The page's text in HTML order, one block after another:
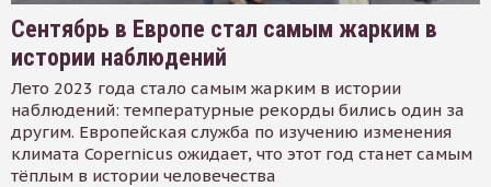
Сентябрь в Европе стал самым жарким в
истории наблюдений
Лето 2023 года стало самым жарким в истории
наблюдений: температурные рекорды бились один за
другим. Европейская служба по изучению изменения
климата Copernicus ожидает, что этот год станет самым
тёплым в истории человечества